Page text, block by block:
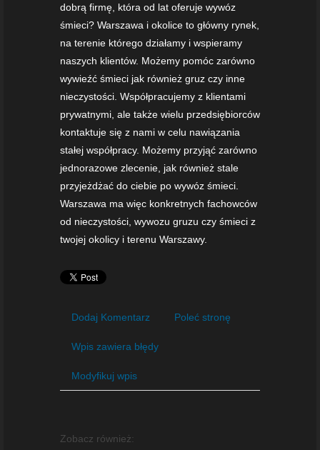
dobrą firmę, która od lat oferuje wywóz
śmieci? Warszawa i okolice to główny rynek,
na terenie którego działamy i wspieramy
naszych klientów. Możemy pomóc zarówno
wywieźć śmieci jak również gruz czy inne
nieczystości. Współpracujemy z klientami
prywatnymi, ale także wielu przedsiębiorców
kontaktuje się z nami w celu nawiązania
stałej współpracy. Możemy przyjąć zarówno
jednorazowe zlecenie, jak również stale
przyjeżdżać do ciebie po wywóz śmieci.
Warszawa ma więc konkretnych fachowców
od nieczystości, wywozu gruzu czy śmieci z
twojej okolicy i terenu Warszawy.
Dodaj Komentarz Poleć stronę
Wpis zawiera błędy
Modyfikuj wpis
Zobacz również: